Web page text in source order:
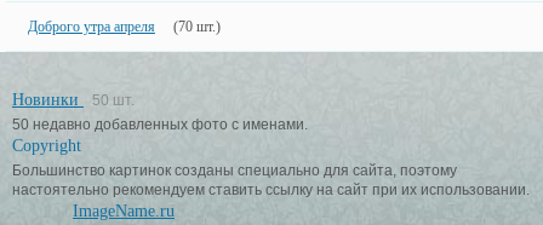
Доброго утра апреля (70 шт.)
Новинки
50 шт.
50 недавно добавленных фото с именами.
Copyright
Большинство картинок созданы специально для сайта, поэтому
настоятельно рекомендуем ставить ссылку на сайт при их использовании.
ImageName.ru